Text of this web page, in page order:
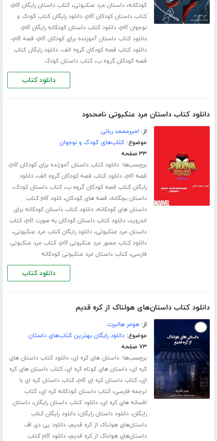
کودکانه،داستان مرد عنکبوتی،کتاب داستان رایگان pdf ،
کتاب داستان کودکان pdf ،دانلود رایگان کتاب کودک و
نوجوان pdf
،دانلود کتاب داستان کودکانه رایگان pdf ،
دانلود کتاب داستان آموزنده برای کودکان pdf ، قصه pdf ،
دانلود کتاب قصه کودکان گروه الف،دانلود رایگان کتاب
قصه کودکان گروه ب،کتاب داستان کودک
دانلود کتاب
دانلود کتاب داستان مرد عنکبوتی نامحدود
از: امیرمحمد ربانی
موضوع:کتاب‌های کودک و نوجوان
۳۳ صفحه
برچسب‌ها:دانلود کتاب داستان آموزنده برای کودکان pdf ،
قصه pdf ،دانلود کتاب قصه کودکان گروه الف،دانلود
رایگان کتاب قصه کودکان گروه ب،کتاب داستان کودک،
داستان بچگانه، قصه های کودکان،
انلود pdf کتاب
داستان های کودکانه،دانلود کتاب داستان کودکانه برای
اندروید،دانلود کتاب داستان کودکان به صورت pdf ،کتاب
داستان مرد عنکبوتی،دانلود رایگان کتاب مرد عنکبوتی،
دانلود کتاب مصور مرد عنکبوتی pdf ،کتاب مرد عنکبوتی
فارسی،کتاب داستان مرد عنکبوتی کودکانه
دانلود کتاب
دانلود کتاب داستان‌های هولناک از کره قدیم
از:هومر هالبرت
موضوع:دانلود رایگان بهترین کتاب‌های داستان
۷۳ صفحه
برچسب‌ها:داستان های کره ای،دانلود کتاب داستان های
کره ای،داستان های کوتاه کره ای،کتاب داستان های کره
ای،کتاب داستان کره ای pdf ،کتاب داستان کره ای با
ترجمه فارسی،کتاب داستان کودکانه کره ای،کتاب
افسانه های کره ای،دانلود کتاب داستان رایگان،داستان
رایگان،دانلود داستان رایگان،دانلود رایگان کتاب
داستان‌های هولناک از کره قدیم،دانلود پی دی اف
داستان‌های هولناک از کره قدیم،
دانلود pdf کتاب